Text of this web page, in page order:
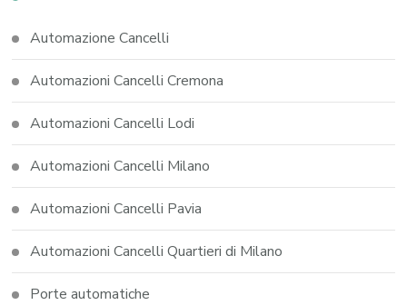
Automazione Cancelli
Automazioni Cancelli Cremona
Automazioni Cancelli Lodi
Automazioni Cancelli Milano
Automazioni Cancelli Pavia
Automazioni Cancelli Quartieri di Milano
Porte automatiche